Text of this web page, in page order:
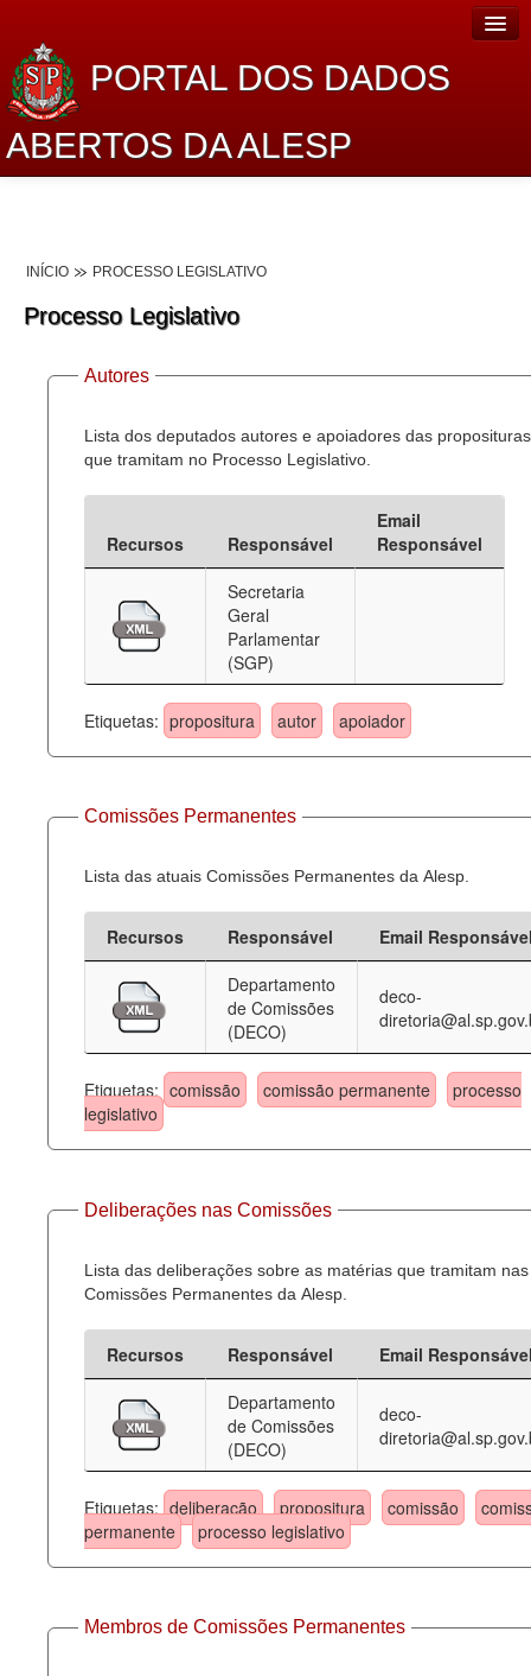
PORTAL DOS DADOS
ABERTOS DA ALESP
Lei de Acesso à Informação
Dados Governamentais Abertos
Planejamento
Catálogo de dados
Deputados Estaduais
Administração
Agenda
Perguntas frequentes
Contato
INÍCIO PROCESSO LEGISLATIVO
Processo Legislativo
Autores
Lista dos deputados autores e apoiadores das proposituras
que tramitam no Processo Legislativo.
Recursos Responsável
Email
Responsável
Secretaria
Geral
Parlamentar
(SGP)
Etiquetas: propositura autor apoiador
Comissões Permanentes
Lista das atuais Comissões Permanentes da Alesp.
Recursos Responsável
Email
Departamento
de Comissões
(DECO)
deco-
Etiquetas: comissão comissão permanente
processo
legislativo
Deliberações nas Comissões
Lista das deliberações sobre as matérias que tramitam nas
Comissões Permanentes da Alesp.
Recursos Responsável
Email
Departamento
de Comissões
(DECO)
deco-
Etiquetas: deliberação propositura comissão
permanente
processo legislativo
Membros de Comissões Permanentes